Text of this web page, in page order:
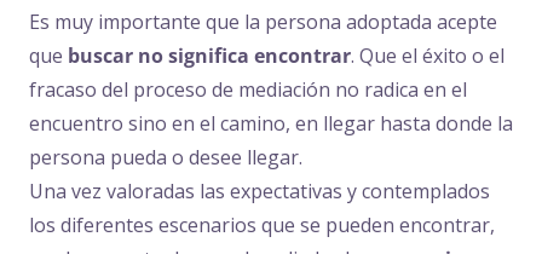
Es muy importante que la persona adoptada acepte
que buscar no significa encontrar. Que el éxito o el
fracaso del proceso de mediación no radica en el
encuentro sino en el camino, en llegar hasta donde la
persona pueda o desee llegar.
Una vez valoradas las expectativas y contemplados
los diferentes escenarios que se pueden encontrar,